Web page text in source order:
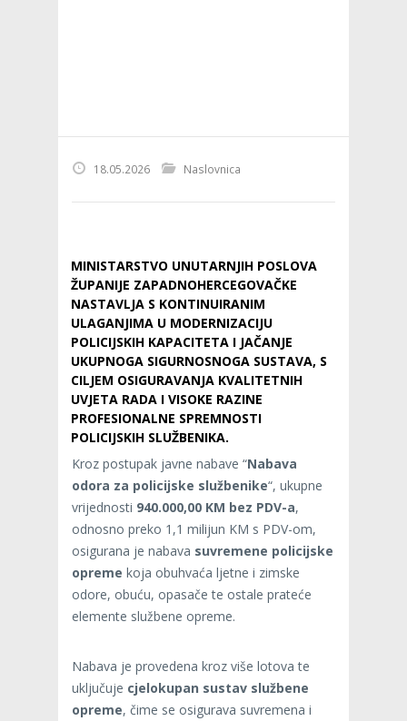
18.05.2026 Naslovnica
MINISTARSTVO UNUTARNJIH POSLOVA
ŽUPANIJE ZAPADNOHERCEGOVAČKE
NASTAVLJA S KONTINUIRANIM
ULAGANJIMA U MODERNIZACIJU
POLICIJSKIH KAPACITETA I JAČANJE
UKUPNOGA SIGURNOSNOGA SUSTAVA, S
CILJEM OSIGURAVANJA KVALITETNIH
UVJETA RADA I VISOKE RAZINE
PROFESIONALNE SPREMNOSTI
POLICIJSKIH SLUŽBENIKA.
Kroz postupak javne nabave “Nabava
odora za policijske službenike“, ukupne
vrijednosti 940.000,00 KM bez PDV-a,
odnosno preko 1,1 milijun KM s PDV-om,
osigurana je nabava suvremene policijske
opreme koja obuhvaća ljetne i zimske
odore, obuću, opasače te ostale prateće
elemente službene opreme.
Nabava je provedena kroz više lotova te
uključuje cjelokupan sustav službene
opreme, čime se osigurava suvremena i